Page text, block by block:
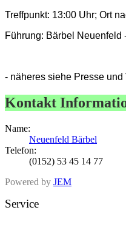
Treffpunkt: 13:00 Uhr; Ort
Führung: Bärbel
- näheres siehe Presse und
Kontakt
Name:
Neuenfeld Bärbel
Telefon:
(0152) 53 45 14 77
Powered by JEM
Service